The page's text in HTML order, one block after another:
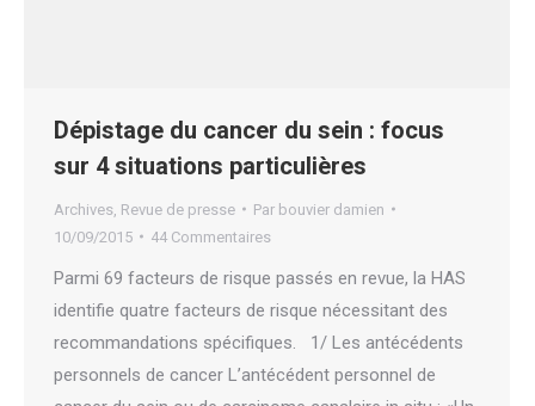
Dépistage du cancer du sein : focus
sur 4 situations particulières
Archives Revue de presse Par bouvier damien
10/09/2015
44 Commentaires
Parmi 69 facteurs de risque passés en revue, la HAS
identifie quatre facteurs de risque nécessitant des
recommandations spécifiques. 1/ Les antécédents
personnels de cancer L’antécédent personnel de